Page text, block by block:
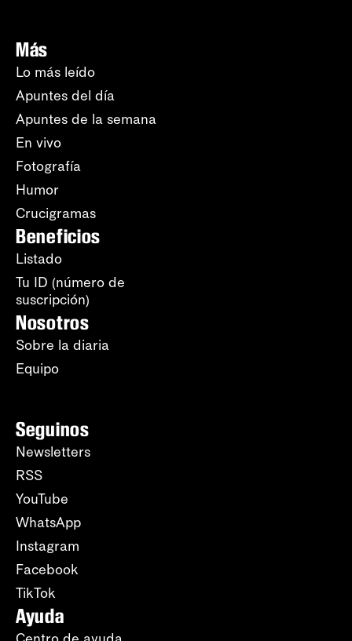
Más
Lo más leído
Apuntes del día
Apuntes de la semana
En vivo
Fotografía
Humor
Crucigramas
Beneficios
Listado
Tu ID (número de
suscripción)
Nosotros
Sobre la diaria
Equipo
Seguinos
Newsletters
RSS
YouTube
WhatsApp
Instagram
Facebook
TikTok
Ayuda